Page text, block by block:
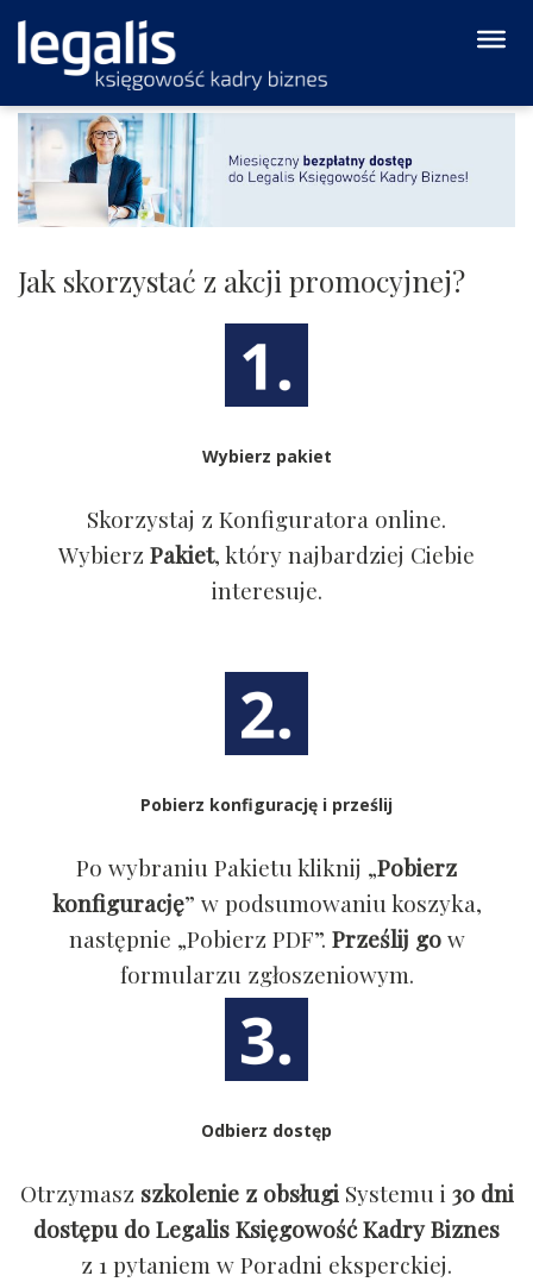
Jak skorzystać z akcji promocyjnej?
Wybierz pakiet
Skorzystaj z Konfiguratora online.
Wybierz Pakiet, który najbardziej Ciebie
interesuje.
Pobierz konfigurację i prześlij
Po wybraniu Pakietu kliknij „Pobierz
konfigurację” w podsumowaniu koszyka,
następnie „Pobierz PDF”. Prześlij gow
formularzu zgłoszeniowym.
Odbierz dostęp
Otrzymasz szkolenie z obsługi Systemu i 30 dni
dostępu do Legalis Księgowość Kadry Biznes
z 1 pytaniem w Poradni eksperckiej.